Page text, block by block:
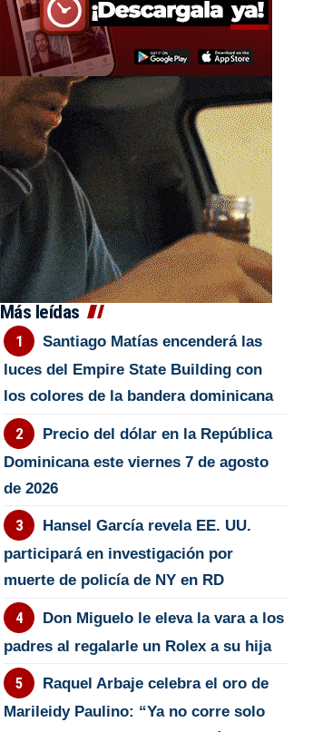
Más leídas
Santiago Matías encenderá las
luces del Empire State Building con
los colores de la bandera dominicana
Precio del dólar en la República
Dominicana este viernes 7 de agosto
de 2026
Hansel García revela EE. UU.
participará en investigación por
muerte de policía de NY en RD
Don Miguelo le eleva la vara a los
padres al regalarle un Rolex a su hija
Raquel Arbaje celebra el oro de
Marileidy Paulino: “Ya no corre solo